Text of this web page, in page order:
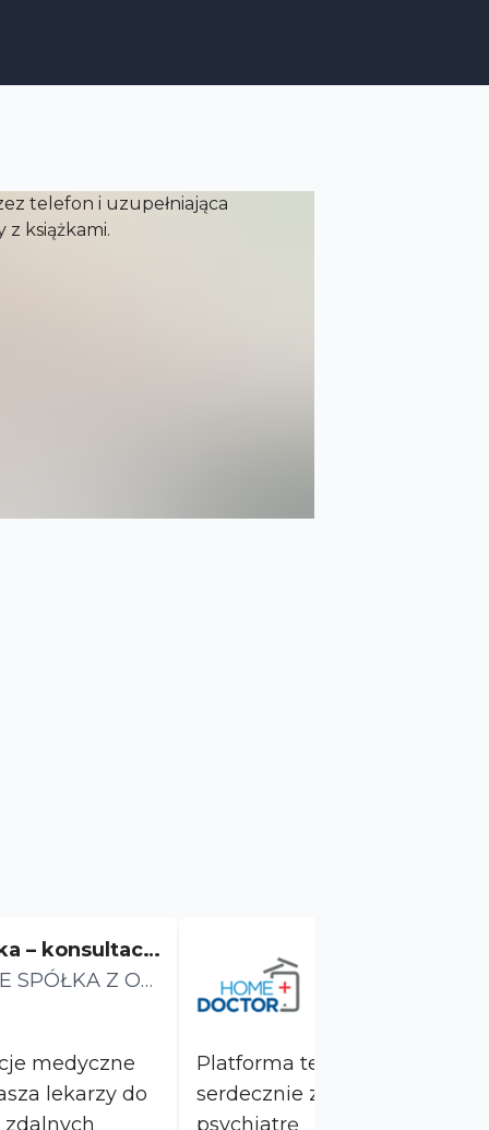
– konsultacj
SPÓŁKA Z OG
medyczne
zdalnych
Platforma telemedyczna
serdecznie zaprasza do
psychiatrę Dlaczego warto z nami